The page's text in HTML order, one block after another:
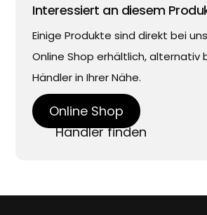
Interessiert an diesem
Einige Produkte sind direkt bei
Online Shop erhältlich, alternativ
Händler in Ihrer Nähe.
Online Shop
Händler finden